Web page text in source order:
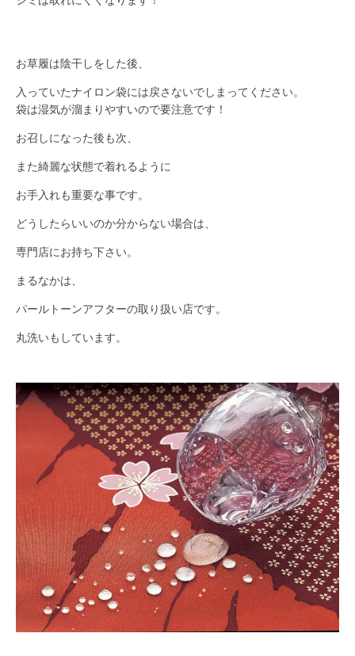
お草履は陰干しをした後、
入っていたナイロン袋には戻さないでしまってください。
袋は湿気が溜まりやすいので要注意です！
お召しになった後も次、
また綺麗な状態で着れるように
お手入れも重要な事です。
どうしたらいいのか分からない場合は、
専門店にお持ち下さい。
まるなかは、
パールトーンアフターの取り扱い店です。
丸洗いもしています。